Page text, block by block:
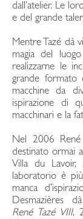
dall’atelier. Le
e del grande
Mentre Tazé dà
magia del
realizzarne le
grande formato
macchine da
ispirazione di
macchinari e la
Nel 2006
destinato ormai
Villa du Lavoir,
laboratorio è
manca
Desmazières
René Tazé VIII,